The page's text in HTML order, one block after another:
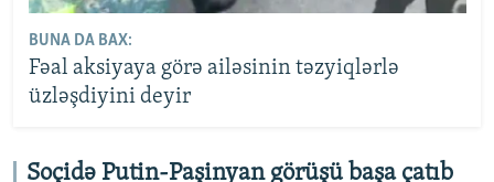
BUNA DA BAX:
Fəal aksiyaya görə ailəsinin təzyiqlərlə
üzləşdiyini deyir
Soçidə Putin-Paşinyan görüşü başa çatıb